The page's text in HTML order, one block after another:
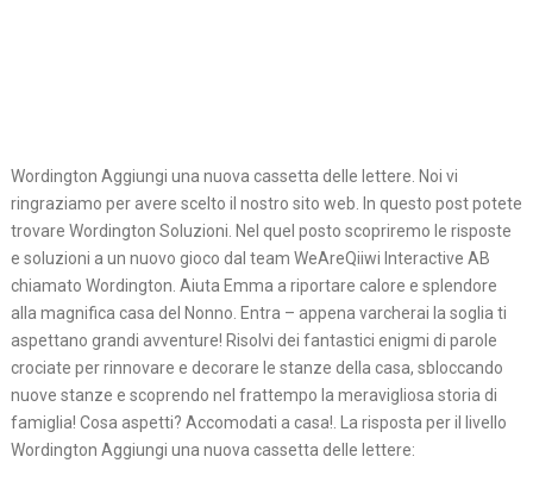
Wordington Aggiungi una nuova cassetta delle lettere. Noi vi
ringraziamo per avere scelto il nostro sito web. In questo post potete
trovare Wordington Soluzioni. Nel quel posto scopriremo le risposte
e soluzioni a un nuovo gioco dal team WeAreQiiwi Interactive AB
chiamato Wordington. Aiuta Emma a riportare calore e splendore
alla magnifica casa del Nonno. Entra – appena varcherai la soglia ti
aspettano grandi avventure! Risolvi dei fantastici enigmi di parole
crociate per rinnovare e decorare le stanze della casa, sbloccando
nuove stanze e scoprendo nel frattempo la meravigliosa storia di
famiglia! Cosa aspetti? Accomodati a casa!. La risposta per il livello
Wordington Aggiungi una nuova cassetta delle lettere: